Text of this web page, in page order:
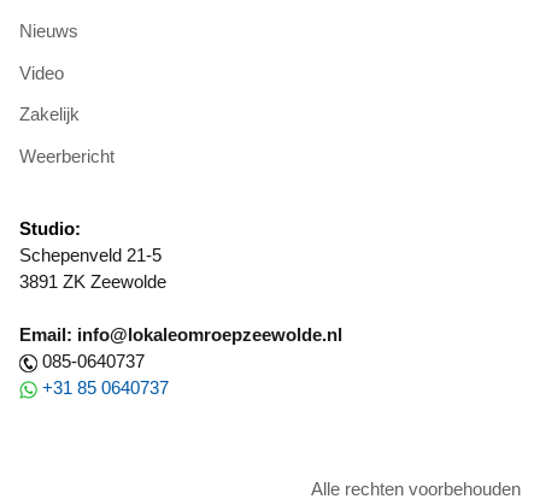
Nieuws
Video
Zakelijk
Weerbericht
Studio:
Schepenveld 21-5
3891 ZK Zeewolde
Email: info@lokaleomroepzeewolde.nl
085-0640737
+31 85 0640737
Alle rechten voorbehouden